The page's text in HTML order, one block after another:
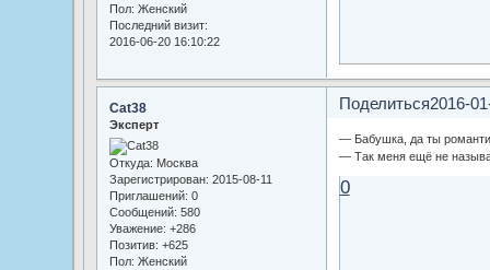
Пол: Женский
Последний визит:
2016-06-20 16:10:22
Поделиться2016-
Cat38
Эксперт
Откуда: Москва
Зарегистрирован: 2015-08-11
Приглашений: 0
Сообщений: 580
Уважение: +286
Позитив: +625
Пол: Женский
— Бабушка, да ты
— Так меня ещё не
0